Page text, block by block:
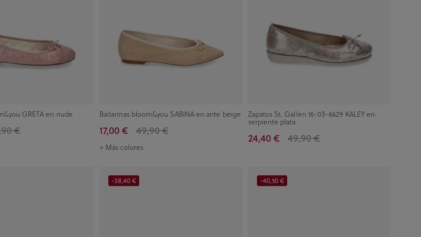
GRETA en nude
€
Bailarinas bloom&you SABINA en ante beige
17,00 € 49,90 €
+ Más colores
Zapatos St. Gallen 16-03-6629 KALEY en
serpiente plata
24,40 € 49,90 €
-38,40 € -40,50 €